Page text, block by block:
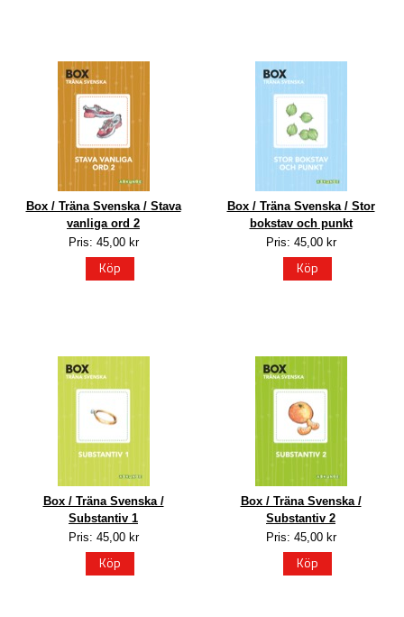
Box / Träna Svenska / Stava
vanliga ord 2
Pris: 45,00 kr
Köp
Box / Träna Svenska / Stor
bokstav och punkt
Pris: 45,00 kr
Köp
Box / Träna Svenska /
Substantiv 1
Pris: 45,00 kr
Köp
Box / Träna Svenska /
Substantiv 2
Pris: 45,00 kr
Köp